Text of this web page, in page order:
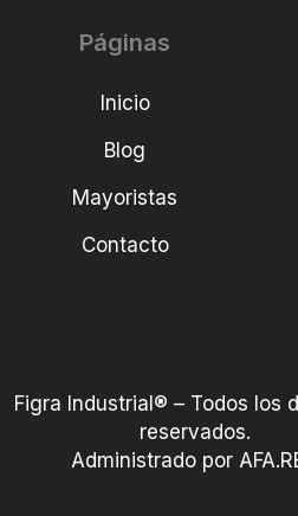
Páginas
Inicio
Blog
Mayoristas
Contacto
Figra Industrial® – Todos los
reservados.
Administrado por